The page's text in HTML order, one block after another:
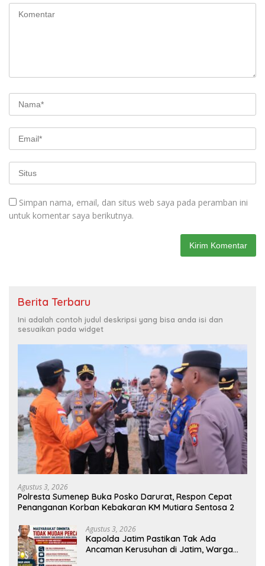
Simpan nama, email, dan situs web saya pada peramban ini
untuk komentar saya berikutnya.
Berita Terbaru
Ini adalah contoh judul deskripsi yang bisa anda isi dan
sesuaikan pada widget
Agustus 3, 2026
Polresta Sumenep Buka Posko Darurat, Respon Cepat
Penanganan Korban Kebakaran KM Mutiara Sentosa 2
Agustus 3, 2026
Kapolda Jatim Pastikan Tak Ada
Ancaman Kerusuhan di Jatim, Warga